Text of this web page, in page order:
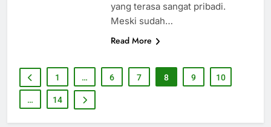
yang terasa sangat pribadi.
Meski sudah…
Read More
1 … 6 7 8 9 10
… 14